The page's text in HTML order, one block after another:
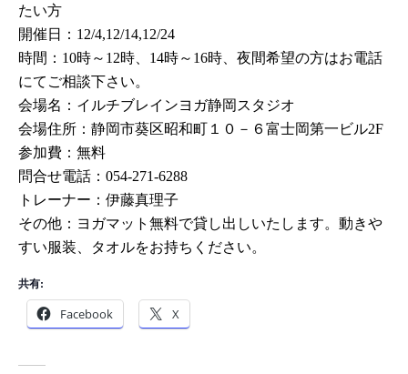
たい方
開催日：12/4,12/14,12/24
時間： 10時～ 12時、 14時～ 16時、夜間希望の方はお電話
にてご相談下さい。
会場名：イルチブレインヨガ静岡スタジオ
会場住所：静岡市葵区昭和町１０－６富士岡第一ビル2F
参加費：無料
問合せ電話： 054-271-6288
トレーナー：伊藤真理子
その他：ヨガマット無料で貸し出しいたします。動きや
すい服装、タオルをお持ちください。
共有:
Facebook
X